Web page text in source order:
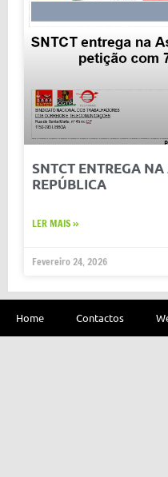
SNTCT ENTREGA
REPÚBLICA
LER MAIS »
Fevereiro 24, 2026
Home Contactos